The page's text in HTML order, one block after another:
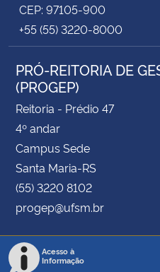
CEP: 97105-900
+55 (55) 3220-8000
PRÓ-REITORIA DE
(PROGEP)
Reitoria - Prédio 47
4º andar
Campus Sede
Santa Maria-RS
(55) 3220 8102
progep@ufsm.br
Acesso à
Informação